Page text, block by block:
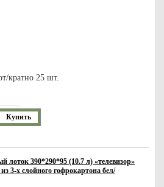
кратно 25 шт.
Купить
лоток 390*290*95 (10.7 л) «телевизор»
3-х слойного гофрокартона бел/